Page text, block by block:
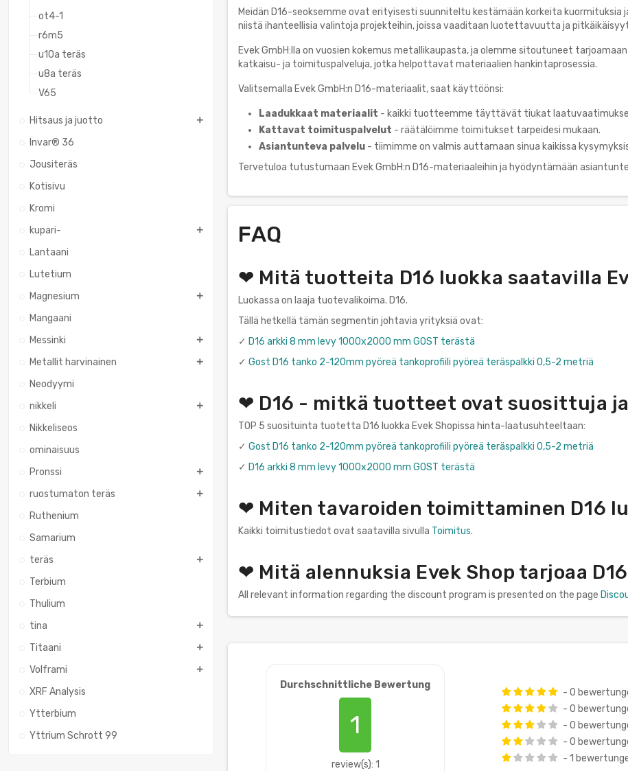
ot4-1
r6m5
u10a teräs
u8a teräs
V65
Hitsaus ja juotto
Invar® 36
Jousiteräs
Kotisivu
Kromi
kupari-
Lantaani
Lutetium
Magnesium
Mangaani
Messinki
Metallit harvinainen
Neodyymi
nikkeli
Nikkeliseos
ominaisuus
Pronssi
ruostumaton teräs
Ruthenium
Samarium
teräs
Terbium
Thulium
tina
Titaani
Volframi
XRF Analysis
Ytterbium
Yttrium Schrott 99
Meidän D16-seoksemme ovat erityisesti suunniteltu kestämään korkeita
niistä ihanteellisia valintoja projekteihin, joissa vaaditaan luotettavuutta ja
Evek GmbH:lla on vuosien kokemus metallikaupasta, ja olemme sitoutuneet
katkaisu- ja toimituspalveluja, jotka helpottavat materiaalien hankintaprosessia.
Valitsemalla Evek GmbH:n D16-materiaalit, saat käyttöönsi:
Laadukkaat materiaalit - kaikki tuotteemme täyttävät tiukat
Kattavat toimituspalvelut - räätälöimme toimitukset tarpeidesi mukaan.
Asiantunteva palvelu - tiimimme on valmis auttamaan sinua kaikissa
Tervetuloa tutustumaan Evek GmbH:n D16-materiaaleihin ja hyödyntämään
FAQ
❤ Mitä tuotteita D16 luokka saatavilla
Luokassa on laaja tuotevalikoima. D16.
Tällä hetkellä tämän segmentin johtavia yrityksiä ovat:
✓ D16 arkki 8 mm levy 1000x2000 mm GOST terästä
✓ Gost D16 tanko 2-120mm pyöreä tankoprofiili pyöreä teräspalkki 0,5-2 metriä
❤ D16 - mitkä tuotteet ovat suosittuja
TOP 5 suosituinta tuotetta D16 luokka Evek Shopissa hinta-laatusuhteeltaan:
✓ Gost D16 tanko 2-120mm pyöreä tankoprofiili pyöreä teräspalkki 0,5-2 metriä
✓ D16 arkki 8 mm levy 1000x2000 mm GOST terästä
❤ Miten tavaroiden toimittaminen D16
Kaikki toimitustiedot ovat saatavilla sivulla Toimitus.
❤ Mitä alennuksia Evek Shop tarjoaa
All relevant information regarding the discount program is presented on the page
Durchschnittliche Bewertung
1
review(s): 1
- 0
- 0
- 0
- 0
- 1